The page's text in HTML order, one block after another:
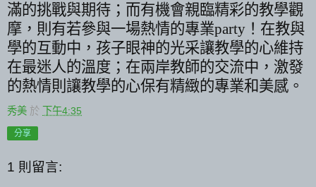
滿的挑戰與期待；而有機會親臨精彩的教學觀
摩，則有若參與一場熱情的專業party ！在教與
學的互動中，孩子眼神的光采讓教學的心維持
在最迷人的溫度；在兩岸教師的交流中，激發
的熱情則讓教學的心保有精緻的專業和美感。
秀美 於 下午4:35
分享
1 則留言: